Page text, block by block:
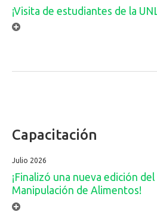
¡Visita de estudiantes de la
Capacitación
Julio 2026
¡Finalizó una nueva edición
Manipulación de Alimentos!